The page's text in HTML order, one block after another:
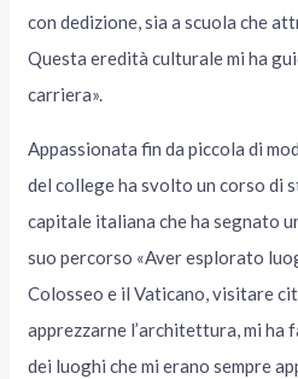
con dedizione, sia a scuola che
Questa eredità culturale mi ha
carriera».
Appassionata fin da piccola di
del college ha svolto un corso di
capitale italiana che ha segnato
suo percorso «Aver esplorato
Colosseo e il Vaticano, visitare
apprezzarne l’architettura, mi
dei luoghi che mi erano sempre